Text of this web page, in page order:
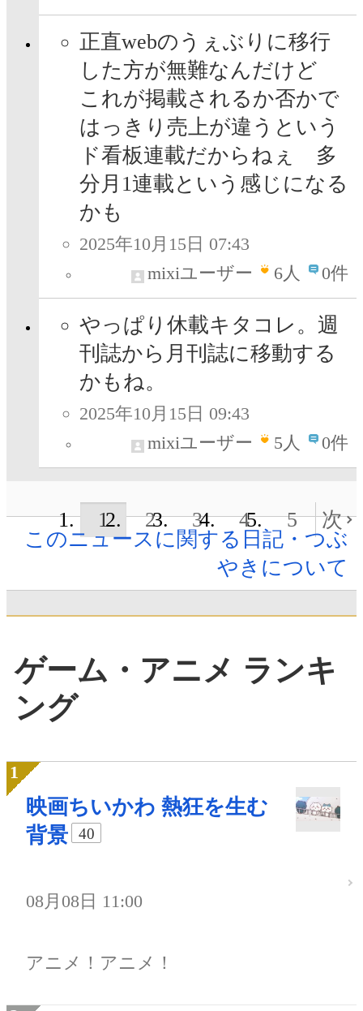
正直webのうぇぶりに移行
した方が無難なんだけど
これが掲載されるか否かで
はっきり売上が違うという
ド看板連載だからねぇ 多
分月1連載という感じになる
かも
2025年10月15日 07:43
mixiユーザー
6人 0件
やっぱり休載キタコレ。週
刊誌から月刊誌に移動する
かもね。
2025年10月15日 09:43
mixiユーザー
5人 0件
1 2 3 4 5
次
このニュースに関する日記・つぶ
やきについて
ゲーム・アニメ ランキ
ング
映画ちいかわ 熱狂を生む
背景
40
08月08日 11:00
アニメ！アニメ！